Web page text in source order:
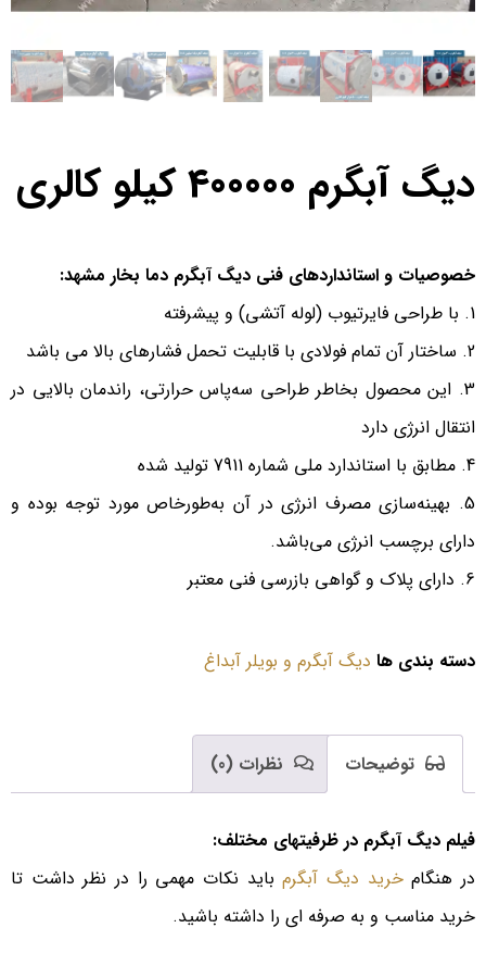
دیگ آبگرم 400000 کیلو کالری
خصوصیات و استانداردهای فنی دیگ آبگرم دما بخار مشهد:
با طراحی فایرتیوب (لوله آتشی) و پیشرفته
ساختار آن تمام فولادی با قابلیت تحمل فشارهای بالا می باشد
این محصول بخاطر طراحی سه‌پاس حرارتی، راندمان بالایی در
انتقال انرژی دارد
مطابق با استاندارد ملی شماره 7911 تولید شده
بهینه‌سازی مصرف انرژی در آن به‌طورخاص مورد توجه بوده و
دارای برچسب انرژی می‌باشد.
دارای پلاک و گواهی بازرسی فنی معتبر
دسته بندی ها دیگ آبگرم و بویلر آبداغ
توضیحات نظرات (0)
فیلم دیگ آبگرم در ظرفیتهای مختلف:
در هنگامخرید دیگ آبگرمباید نکات مهمی را در نظر داشت تا
خرید مناسب و به صرفه ای را داشته باشید.